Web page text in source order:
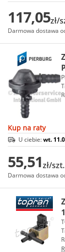
117,05zł/
Darmowa dostawa
Kup na raty
U ciebie:wt.
55,51zł/szt.
Darmowa dostawa